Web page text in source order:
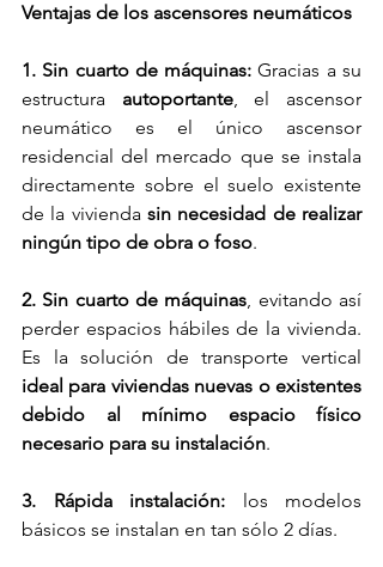
Ventajas de los ascensores neumáticos
1. Sin cuarto de máquinas: Gracias a su
estructura autoportante, el ascensor
neumático es el único ascensor
residencial del mercado que se instala
directamente sobre el suelo existente
de la vivienda sin necesidad de realizar
ningún tipo de obra o foso.
2. Sin cuarto de máquinas, evitando así
perder espacios hábiles de la vivienda.
ideal para viviendas nuevas o existentes
debido al mínimo espacio físico
necesario para su instalación.
3. Rápida instalación: los modelos
básicos se instalan en tan sólo 2 días.